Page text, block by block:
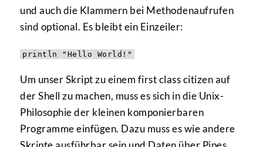
und auch die Klammern bei Methodenaufrufen
sind optional. Es bleibt ein Einzeiler:
println "Hello World!"
Um unser Skript zu einem first class citizen auf
der Shell zu machen, muss es sich in die Unix-
Philosophie der kleinen komponierbaren
Programme einfügen. Dazu muss es wie andere